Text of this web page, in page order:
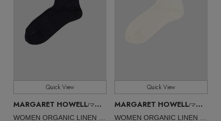
Quick View
MARGARET HOWELL/マーガレット・ハウエル
Quick View
MARGARET HOWELL/マーガレット・ハウエル